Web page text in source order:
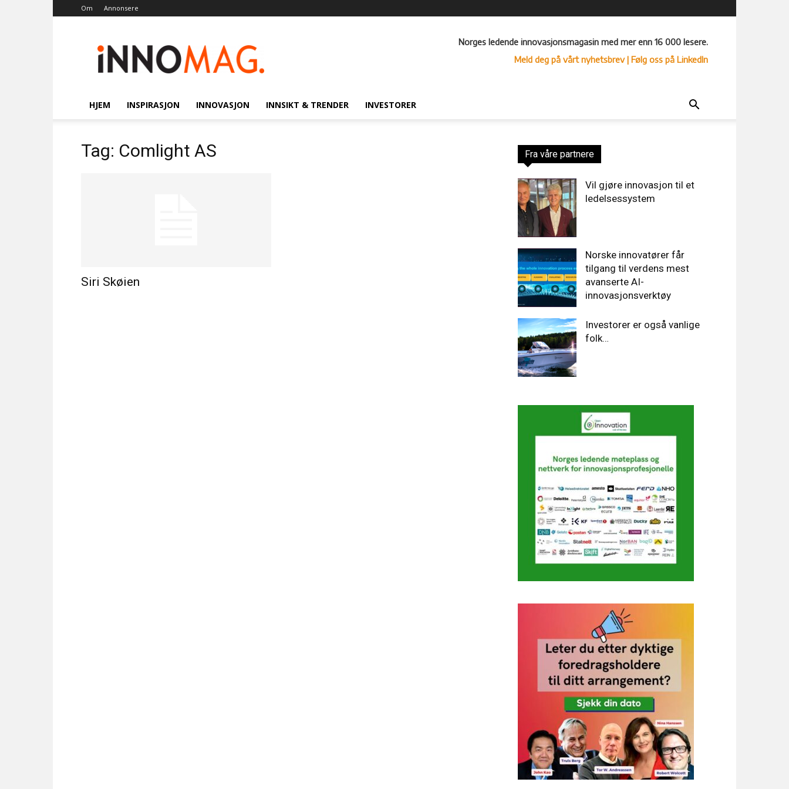
Om Annonsere
Norges ledende innovasjonsmagasin med mer enn 16 000 lesere.
Meld deg på vårt nyhetsbrev| Følg oss på LinkedIn
HJEM INSPIRASJON INNOVASJON INNSIKT & TRENDER INVESTORER
Tag: Comlight AS
Siri Skøien
Fra våre partnere
Vil gjøre innovasjon til et
ledelsessystem
Norske innovatører får
tilgang til verdens mest
avanserte AI-
innovasjonsverktøy
Investorer er også vanlige
folk…